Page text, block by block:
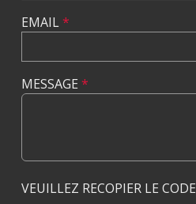
EMAIL*
MESSAGE *
VEUILLEZ RECOPIER LE CODE